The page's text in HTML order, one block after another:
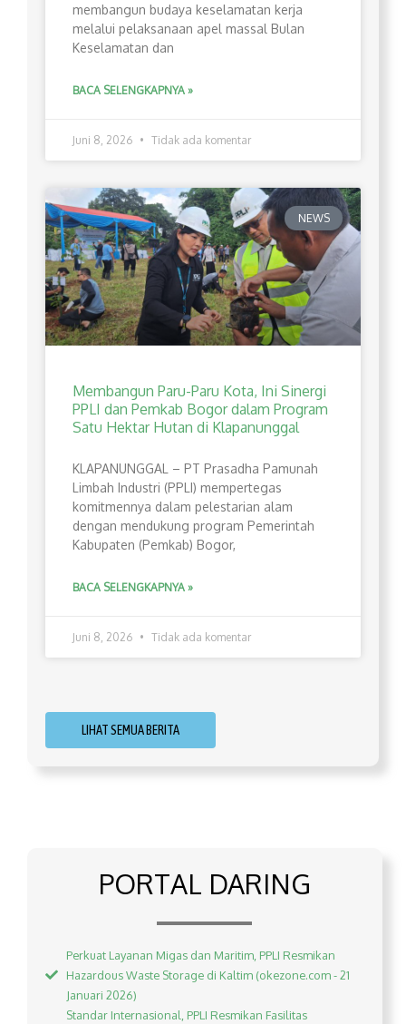
membangun budaya keselamatan kerja
melalui pelaksanaan apel massal Bulan
Keselamatan dan
BACA SELENGKAPNYA »
Juni 8, 2026 Tidak ada komentar
NEWS
Membangun Paru-Paru Kota, Ini Sinergi
PPLI dan Pemkab Bogor dalam Program
Satu Hektar Hutan di Klapanunggal
​KLAPANUNGGAL – PT Prasadha Pamunah
Limbah Industri (PPLI) mempertegas
komitmennya dalam pelestarian alam
dengan mendukung program Pemerintah
Kabupaten (Pemkab) Bogor,
BACA SELENGKAPNYA »
Juni 8, 2026 Tidak ada komentar
LIHAT SEMUA BERITA
PORTAL DARING
Perkuat Layanan Migas dan Maritim, PPLI Resmikan
Hazardous Waste Storage di Kaltim (okezone.com - 21
Januari 2026)
Standar Internasional, PPLI Resmikan Fasilitas